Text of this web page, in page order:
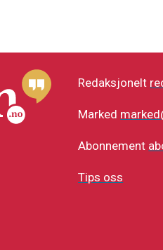
Redaksjonelt
Marked
Abonnement
Tips oss